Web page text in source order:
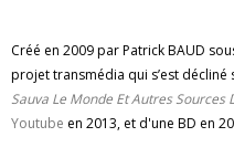
Créé en 2009 par Patrick BAUD
projet transmédia qui s’est décliné
Sauva Le Monde Et Autres Sources
Youtube en 2013, et d'une BD en